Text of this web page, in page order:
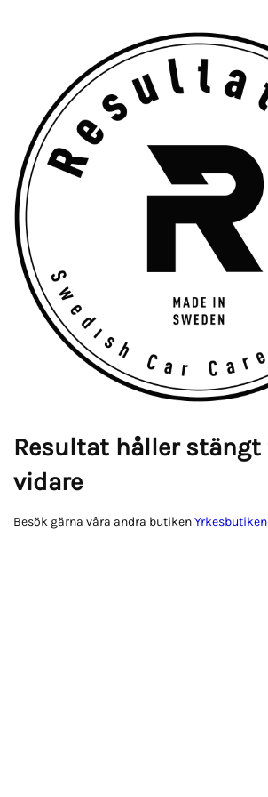
Resultat håller
vidare
Besök gärna våra andra butikenYrkesbutiken